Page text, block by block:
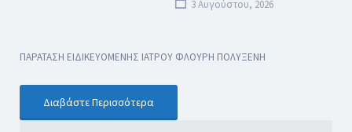
3 Αυγούστου, 2026
ΠΑΡΑΤΑΣΗ ΕΙΔΙΚΕΥΟΜΕΝΗΣ ΙΑΤΡΟΥ ΦΛΟΥΡΗ ΠΟΛΥΞΕΝΗ
Διαβάστε Περισσότερα